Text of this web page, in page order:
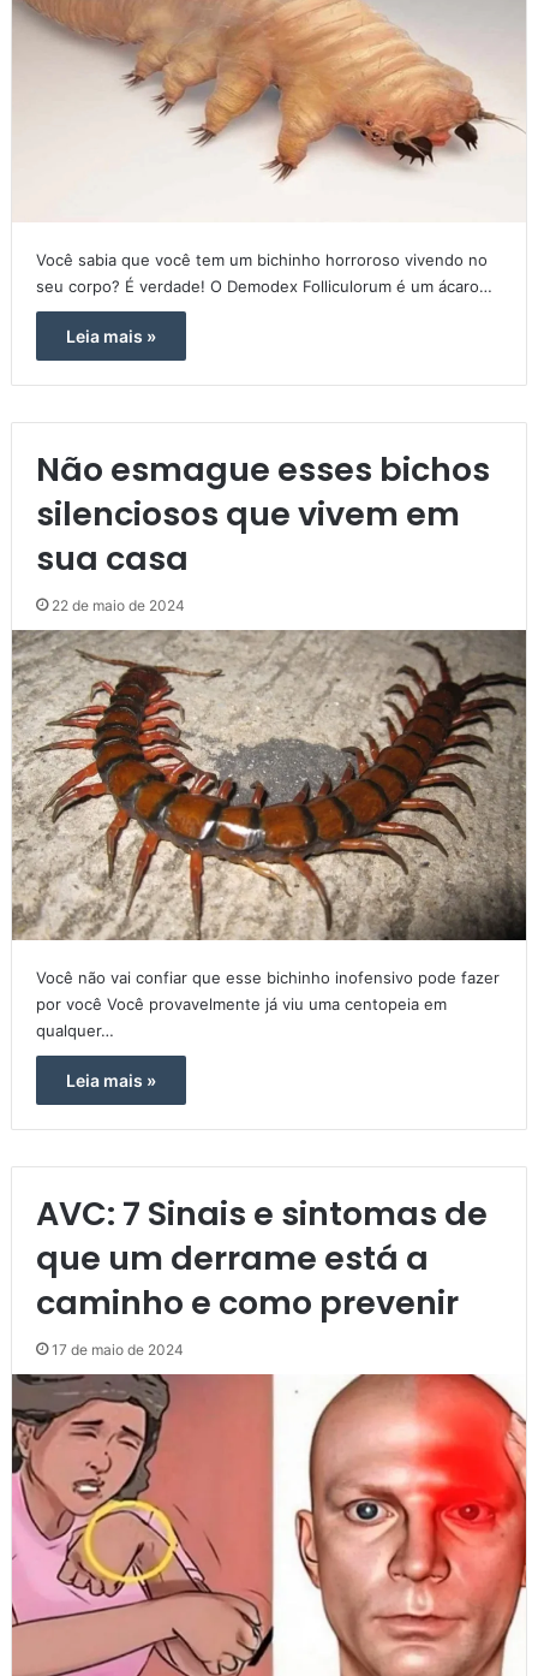
Você sabia que você tem um bichinho horroroso vivendo no
seu corpo? É verdade! O Demodex Folliculorum é um ácaro…
Leia mais »
Não esmague esses bichos
silenciosos que vivem em
sua casa
22 de maio de 2024
Você não vai confiar que esse bichinho inofensivo pode fazer
por você Você provavelmente já viu uma centopeia em
qualquer…
Leia mais »
AVC: 7 Sinais e sintomas de
que um derrame está a
caminho e como prevenir
17 de maio de 2024